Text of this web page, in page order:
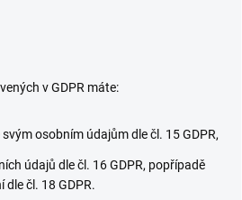
v GDPR máte:
osobním údajům dle čl. 15 GDPR,
údajů dle čl. 16 GDPR, popřípadě
čl. 18 GDPR.